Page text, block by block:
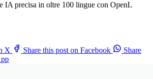
IA precisa in oltre 100 lingue con OpenL
X
Share this post on Facebook
Share